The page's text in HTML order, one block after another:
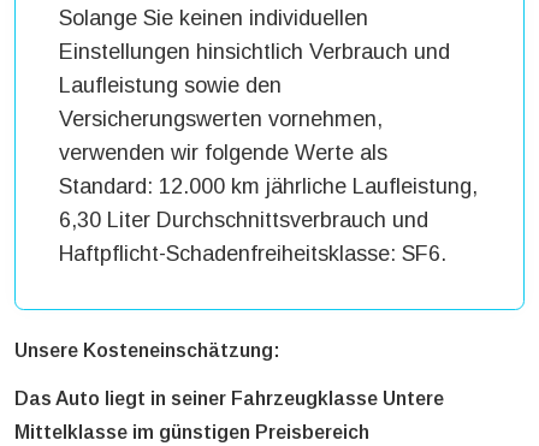
Solange Sie keinen individuellen
Einstellungen hinsichtlich Verbrauch und
Laufleistung sowie den
Versicherungswerten vornehmen,
verwenden wir folgende Werte als
Standard: 12.000 km jährliche Laufleistung,
6,30 Liter Durchschnittsverbrauch und
Haftpflicht-Schadenfreiheitsklasse: SF6.
Unsere Kosteneinschätzung:
Das Auto liegt in seiner Fahrzeugklasse Untere
Mittelklasse im günstigen Preisbereich